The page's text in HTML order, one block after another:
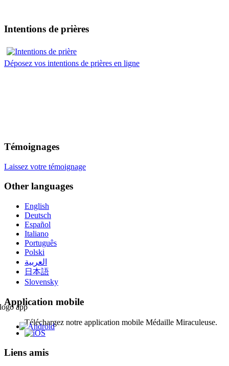
Intentions de prières
Déposez vos intentions de prières en ligne
Témoignages
Laissez votre témoignage
Other languages
English
Deutsch
Español
Italiano
Português
Polski
العربية
日本語
Slovensky
Application mobile
Téléchargez notre application mobile Médaille Miraculeuse.
Liens amis